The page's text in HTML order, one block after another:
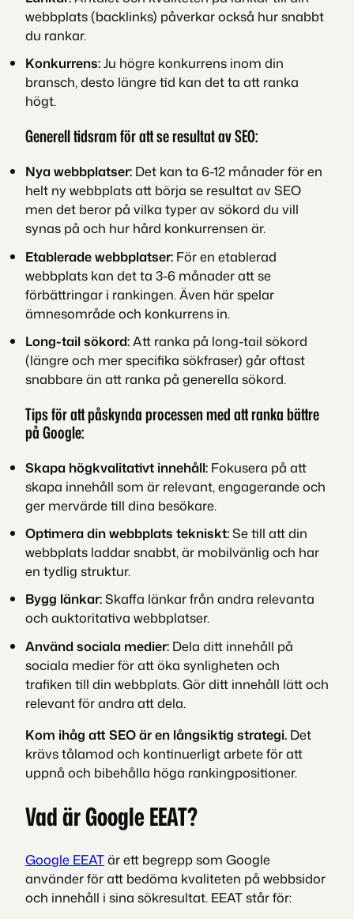
webbplats (backlinks) påverkar också hur snabbt
du rankar.
Konkurrens:Ju högre konkurrens inom din
bransch, desto längre tid kan det ta att ranka
högt.
Generell tidsram för att se resultat av SEO:
Nya webbplatser: Det kan ta 6-12 månader för en
helt ny webbplats att börja se resultat av SEO
men det beror på vilka typer av sökord du vill
synas på och hur hård konkurrensen är.
Etablerade webbplatser: För en etablerad
webbplats kan det ta 3-6 månader att se
förbättringar i rankingen. Även här spelar
ämnesområde och konkurrens in.
Long-tail sökord:Att ranka på long-tail sökord
(längre och mer specifika sökfraser) går oftast
snabbare än att ranka på generella sökord.
Tips för att påskynda processen med att ranka bättre
på Google:
Skapa högkvalitativt innehåll: Fokusera på att
skapa innehåll som är relevant, engagerande och
ger mervärde till dina besökare.
Optimera din webbplats tekniskt:Se till att din
webbplats laddar snabbt, är mobilvänlig och har
en tydlig struktur.
Bygg länkar:Skaffa länkar från andra relevanta
och auktoritativa webbplatser.
Använd sociala medier: Dela ditt innehåll på
sociala medier för att öka synligheten och
trafiken till din webbplats. Gör ditt innehåll lätt och
relevant för andra att dela.
Kom ihåg att SEO är en långsiktig strategi. Det
krävs tålamod och kontinuerligt arbete för att
uppnå och bibehålla höga rankingpositioner.
Vad är Google EEAT?
Google EEATär ett begrepp som Google
använder för att bedöma kvaliteten på webbsidor
och innehåll i sina sökresultat. EEAT står för: